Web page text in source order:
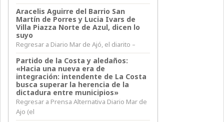
Aracelis Aguirre del Barrio San
Martín de Porres y Lucia Ivars de
Villa Piazza Norte de Azul, dicen lo
suyo
Regresar a Diario Mar de Ajó, el diarito –
Partido de la Costa y aledaños:
«Hacia una nueva era de
integración: intendente de La Costa
busca superar la herencia de la
dictadura entre municipios»
Regresar a Prensa Alternativa Diario Mar de
Ajo (el